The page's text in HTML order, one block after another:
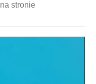
na stronie